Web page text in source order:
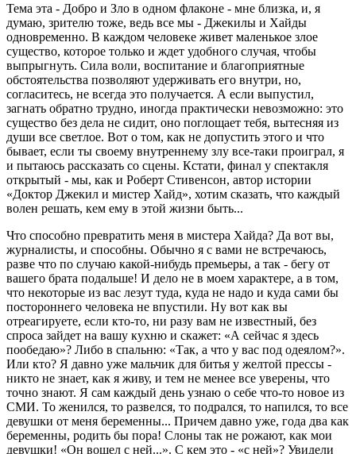
Тема эта - Добро и Зло в одном флаконе - мне близка, и, я
думаю, зрителю тоже, ведь все мы - Джекилы и Хайды
одновременно. В каждом человеке живет маленькое злое
существо, которое только и ждет удобного случая, чтобы
выпрыгнуть. Сила воли, воспитание и благоприятные
обстоятельства позволяют удерживать его внутри, но,
согласитесь, не всегда это получается. А если выпустил,
загнать обратно трудно, иногда практически невозможно: это
существо без дела не сидит, оно поглощает тебя, вытесняя из
души все светлое. Вот о том, как не допустить этого и что
бывает, если ты своему внутреннему злу все-таки проиграл, я
и пытаюсь рассказать со сцены. Кстати, финал у спектакля
открытый - мы, как и Роберт Стивенсон, автор истории
«Доктор Джекил и мистер Хайд», хотим сказать, что каждый
волен решать, кем ему в этой жизни быть...
Что способно превратить меня в мистера Хайда? Да вот вы,
журналисты, и способны. Обычно я с вами не встречаюсь,
разве что по случаю какой-нибудь премьеры, а так - бегу от
вашего брата подальше! И дело не в моем характере, а в том,
что некоторые из вас лезут туда, куда не надо и куда сами бы
постороннего человека не впустили. Ну вот как вы
отреагируете, если кто-то, ни разу вам не известный, без
спроса зайдет на вашу кухню и скажет: «А сейчас я здесь
пообедаю»? Либо в спальню: «Так, а что у вас под одеялом?».
Или кто? Я давно уже мальчик для битья у желтой прессы -
никто не знает, как я живу, и тем не менее все уверены, что
точно знают. Я сам каждый день узнаю о себе что-то новое из
СМИ. То женился, то развелся, то подрался, то напился, то все
девушки от меня беременны... Причем давно уже, года два как
беременны, родить бы пора! Слоны так не рожают, как мои
девушки! «Он вошел с ней...». С кем это - «с ней»? Увидели